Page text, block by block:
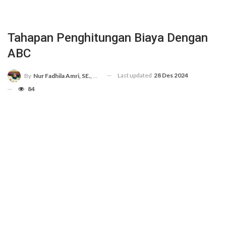
Tahapan Penghitungan Biaya Dengan
ABC
By Nur Fadhila Amri, SE., Ak., M.Si Last updated 28 Des 2024
84